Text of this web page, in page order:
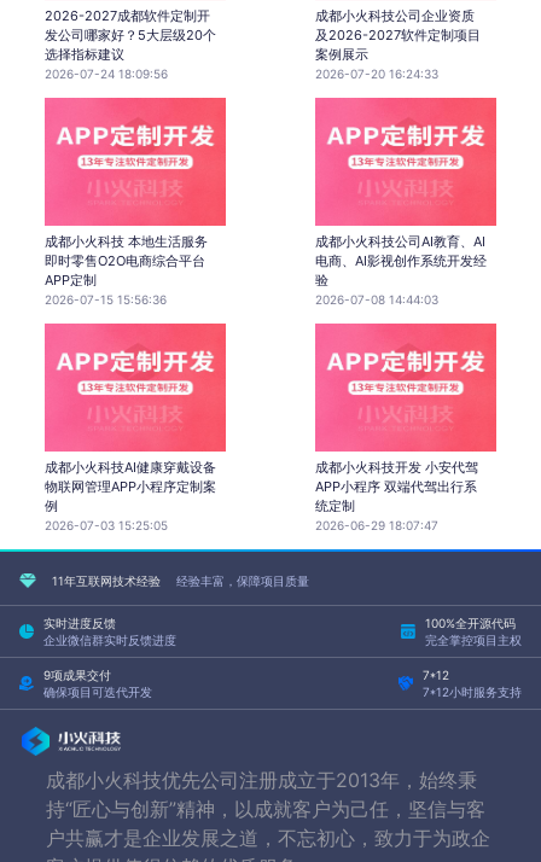
2026-2027成都软件定制开
发公司哪家好？5大层级20个
选择指标建议
2026-07-24 18:09:56
成都小火科技公司企业资质
及2026-2027软件定制项目
案例展示
2026-07-20 16:24:33
成都小火科技 本地生活服务
即时零售O2O电商综合平台
APP定制
2026-07-15 15:56:36
成都小火科技公司AI教育、AI
电商、AI影视创作系统开发经
验
2026-07-08 14:44:03
成都小火科技AI健康穿戴设备
物联网管理APP小程序定制案
例
2026-07-03 15:25:05
成都小火科技开发 小安代驾
APP小程序 双端代驾出行系
统定制
2026-06-29 18:07:47
11年互联网技术经验 经验丰富，保障项目质量
实时进度反馈
企业微信群实时反馈进度
100%全开源代码
完全掌控项目主权
9项成果交付
确保项目可迭代开发
7*12
7*12小时服务支持
成都小火科技优先公司注册成立于2013年，始终秉
持“匠心与创新”精神，以成就客户为己任，坚信与客
户共赢才是企业发展之道，不忘初心，致力于为政企